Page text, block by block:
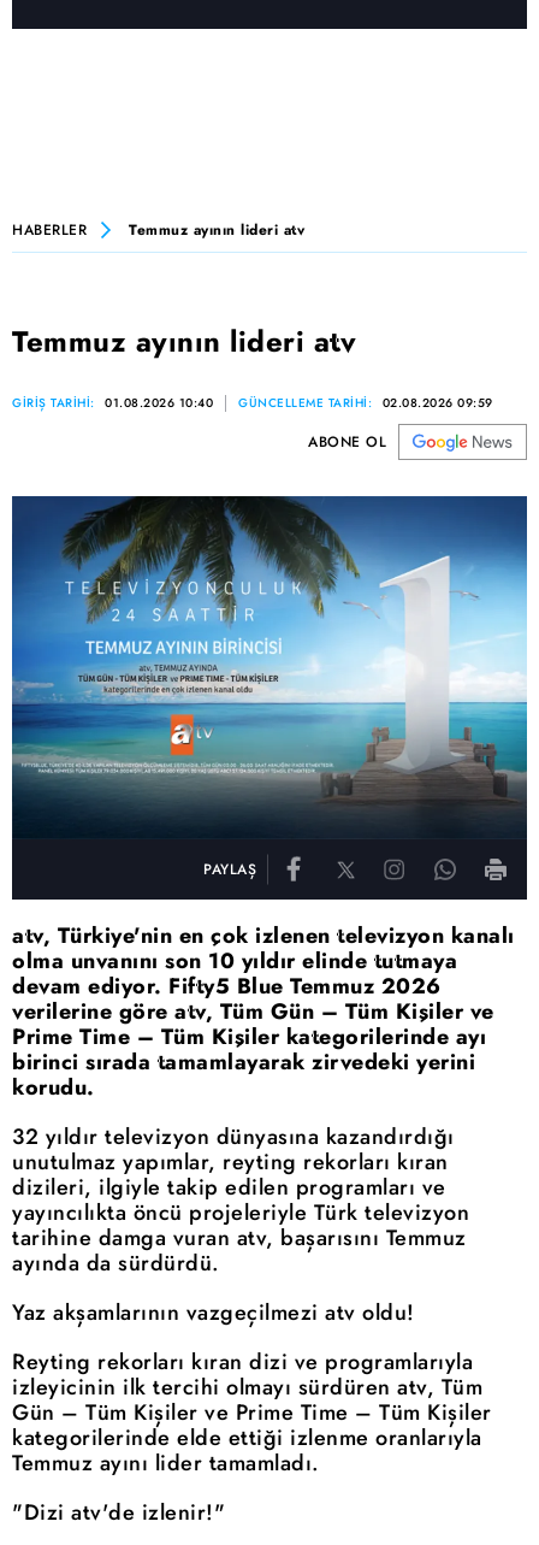
HABERLER Temmuz ayının lideri atv
Temmuz ayının lideri atv
GİRİŞ TARİHİ: 01.08.2026 10:40 GÜNCELLEME TARİHİ: 02.08.2026 09:59
ABONE OL
PAYLAŞ
atv, Türkiye'nin en çok izlenen televizyon kanalı
olma unvanını son 10 yıldır elinde tutmaya
devam ediyor. Fifty5 Blue Temmuz 2026
verilerine göre atv, Tüm Gün – Tüm Kişiler ve
Prime Time – Tüm Kişiler kategorilerinde ayı
birinci sırada tamamlayarak zirvedeki yerini
korudu.
32 yıldır televizyon dünyasına kazandırdığı
unutulmaz yapımlar, reyting rekorları kıran
dizileri, ilgiyle takip edilen programları ve
yayıncılıkta öncü projeleriyle Türk televizyon
tarihine damga vuran atv, başarısını Temmuz
ayında da sürdürdü.
Yaz akşamlarının vazgeçilmezi atv oldu!
Reyting rekorları kıran dizi ve programlarıyla
izleyicinin ilk tercihi olmayı sürdüren atv, Tüm
Gün – Tüm Kişiler ve Prime Time – Tüm Kişiler
kategorilerinde elde ettiği izlenme oranlarıyla
Temmuz ayını lider tamamladı.
"Dizi atv'de izlenir!"